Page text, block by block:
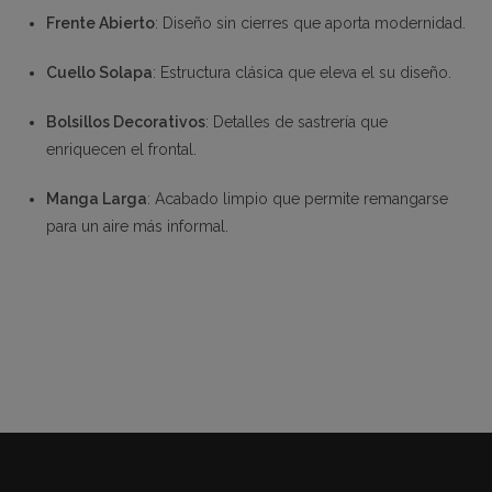
Frente Abierto: Diseño sin cierres que aporta modernidad.
Cuello Solapa: Estructura clásica que eleva el su diseño.
Bolsillos Decorativos: Detalles de sastrería que
enriquecen el frontal.
Manga Larga: Acabado limpio que permite remangarse
para un aire más informal.